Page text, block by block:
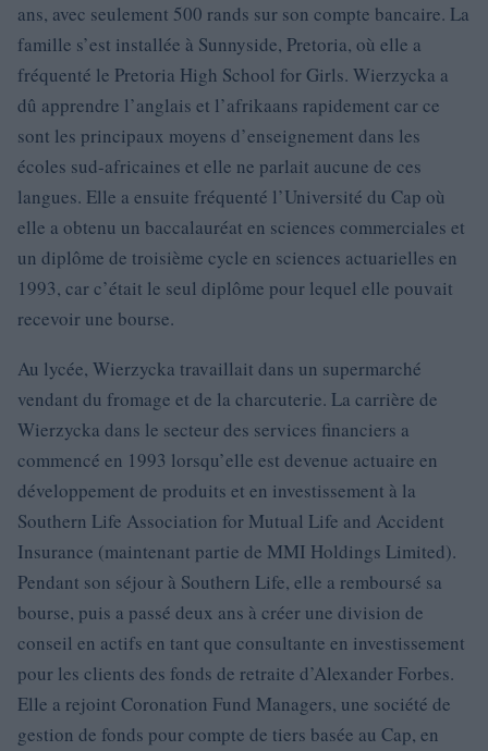
ans, avec seulement 500 rands sur son compte bancaire. La
famille s’est installée à Sunnyside, Pretoria, où elle a
fréquenté le Pretoria High School for Girls. Wierzycka a
dû apprendre l’anglais et l’afrikaans rapidement car ce
sont les principaux moyens d’enseignement dans les
écoles sud-africaines et elle ne parlait aucune de ces
langues. Elle a ensuite fréquenté l’Université du Cap où
elle a obtenu un baccalauréat en sciences commerciales et
un diplôme de troisième cycle en sciences actuarielles en
1993, car c’était le seul diplôme pour lequel elle pouvait
recevoir une bourse.
Au lycée, Wierzycka travaillait dans un supermarché
vendant du fromage et de la charcuterie. La carrière de
Wierzycka dans le secteur des services financiers a
commencé en 1993 lorsqu’elle est devenue actuaire en
développement de produits et en investissement à la
Southern Life Association for Mutual Life and Accident
Insurance (maintenant partie de MMI Holdings Limited).
Pendant son séjour à Southern Life, elle a remboursé sa
bourse, puis a passé deux ans à créer une division de
conseil en actifs en tant que consultante en investissement
pour les clients des fonds de retraite d’Alexander Forbes.
Elle a rejoint Coronation Fund Managers, une société de
gestion de fonds pour compte de tiers basée au Cap, en